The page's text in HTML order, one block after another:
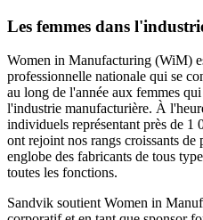
Les femmes dans
Women in Manufacturing (WiM)
professionnelle nationale qui se
au long de l'année aux femmes
l'industrie manufacturière. À
individuels représentant près de 1
ont rejoint nos rangs croissants
englobe des fabricants de tous
toutes les fonctions.
Sandvik soutient Women in